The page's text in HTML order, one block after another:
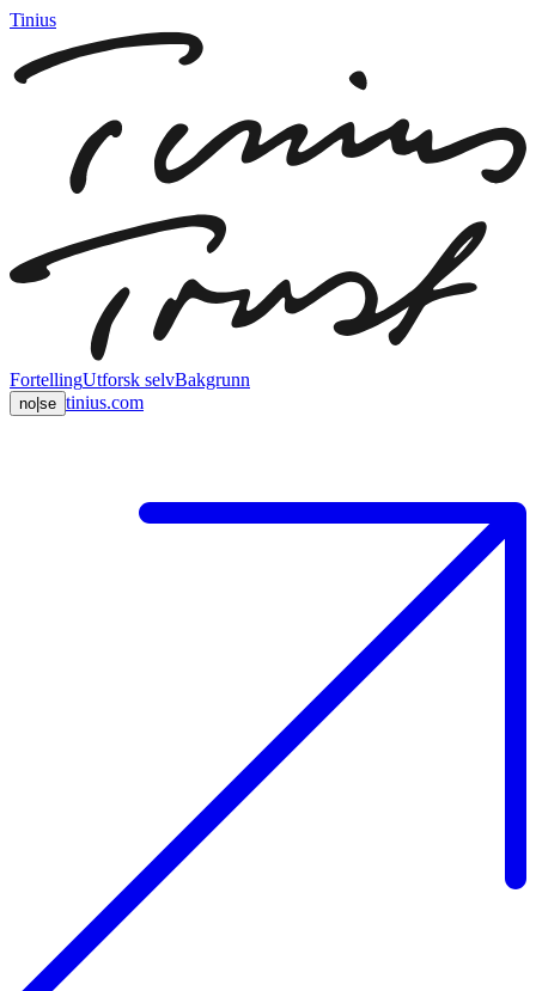
Tinius
FortellingUtforsk selvBakgrunn
no|se tinius.com